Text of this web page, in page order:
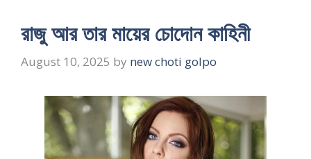
রাজু আর তার মায়ের চোদোন কাহিনী
August 10, 2025 by new choti golpo